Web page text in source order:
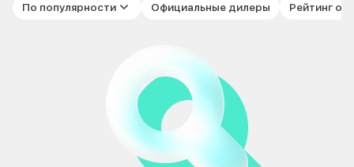
По популярности Официальные дилеры Рейтинг